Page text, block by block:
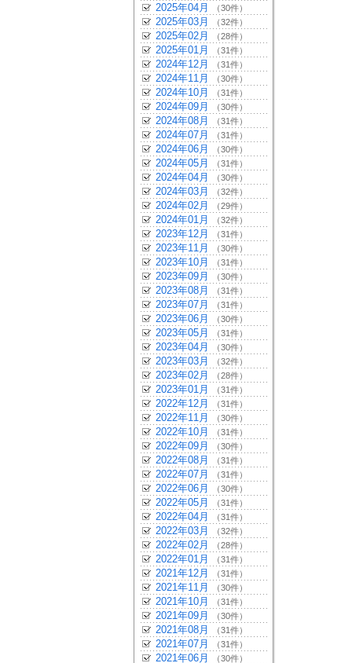
2025年04月 （30件）
2025年03月 （32件）
2025年02月 （28件）
2025年01月 （31件）
2024年12月 （31件）
2024年11月 （30件）
2024年10月 （31件）
2024年09月 （30件）
2024年08月 （31件）
2024年07月 （31件）
2024年06月 （30件）
2024年05月 （31件）
2024年04月 （30件）
2024年03月 （32件）
2024年02月 （29件）
2024年01月 （32件）
2023年12月 （31件）
2023年11月 （30件）
2023年10月 （31件）
2023年09月 （30件）
2023年08月 （31件）
2023年07月 （31件）
2023年06月 （30件）
2023年05月 （31件）
2023年04月 （30件）
2023年03月 （32件）
2023年02月 （28件）
2023年01月 （31件）
2022年12月 （31件）
2022年11月 （30件）
2022年10月 （31件）
2022年09月 （30件）
2022年08月 （31件）
2022年07月 （31件）
2022年06月 （30件）
2022年05月 （31件）
2022年04月 （31件）
2022年03月 （32件）
2022年02月 （28件）
2022年01月 （31件）
2021年12月 （31件）
2021年11月 （30件）
2021年10月 （31件）
2021年09月 （30件）
2021年08月 （31件）
2021年07月 （31件）
2021年06月 （30件）